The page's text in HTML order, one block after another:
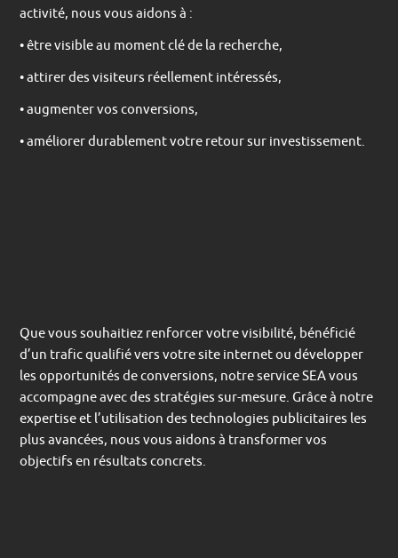
activité, nous vous aidons à :
• être visible au moment clé de la recherche,
• attirer des visiteurs réellement intéressés,
• augmenter vos conversions,
• améliorer durablement votre retour sur investissement.
Que vous souhaitiez renforcer votre visibilité, bénéficié
d’un trafic qualifié vers votre site internet ou développer
les opportunités de conversions, notre service SEA vous
accompagne avec des stratégies sur-mesure. Grâce à notre
expertise et l’utilisation des technologies publicitaires les
plus avancées, nous vous aidons à transformer vos
objectifs en résultats concrets.